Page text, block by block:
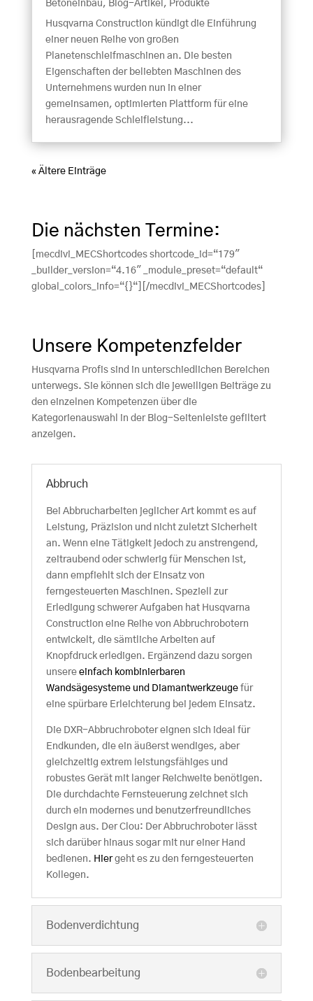
Betoneinbau, Blog-Artikel , Produkte
Husqvarna Construction kündigt die Einführung
einer neuen Reihe von großen
Planetenschleifmaschinen an. Die besten
Eigenschaften der beliebten Maschinen des
Unternehmens wurden nun in einer
gemeinsamen, optimierten Plattform für eine
herausragende Schleifleistung...
« Ältere Einträge
Die nächsten Termine:
[mecdivi_MECShortcodes shortcode_id=“179″
_builder_version=“4.16″ _module_preset=“default“
global_colors_info=“{}“][/mecdivi_MECShortcodes]
Unsere Kompetenzfelder
Husqvarna Profis sind in unterschiedlichen Bereichen
unterwegs. Sie können sich die jeweiligen Beiträge zu
den einzelnen Kompetenzen über die
Kategorienauswahl in der Blog-Seitenleiste gefiltert
anzeigen.
Abbruch
Bei Abbrucharbeiten jeglicher Art kommt es auf
Leistung, Präzision und nicht zuletzt Sicherheit
an. Wenn eine Tätigkeit jedoch zu anstrengend,
zeitraubend oder schwierig für Menschen ist,
dann empfiehlt sich der Einsatz von
ferngesteuerten Maschinen. Speziell zur
Erledigung schwerer Aufgaben hat Husqvarna
Construction eine Reihe von Abbruchrobotern
entwickelt, die sämtliche Arbeiten auf
Knopfdruck erledigen. Ergänzend dazu sorgen
unsere einfach kombinierbaren
Wandsägesysteme und Diamantwerkzeugefür
eine spürbare Erleichterung bei jedem Einsatz.
Die DXR-Abbruchroboter eignen sich ideal für
Endkunden, die ein äußerst wendiges, aber
gleichzeitig extrem leistungsfähiges und
robustes Gerät mit langer Reichweite benötigen.
Die durchdachte Fernsteuerung zeichnet sich
durch ein modernes und benutzerfreundliches
Design aus. Der Clou: Der Abbruchroboter lässt
sich darüber hinaus sogar mit nur einer Hand
bedienen. Hiergeht es zu den ferngesteuerten
Kollegen.
Bodenverdichtung
Bodenbearbeitung